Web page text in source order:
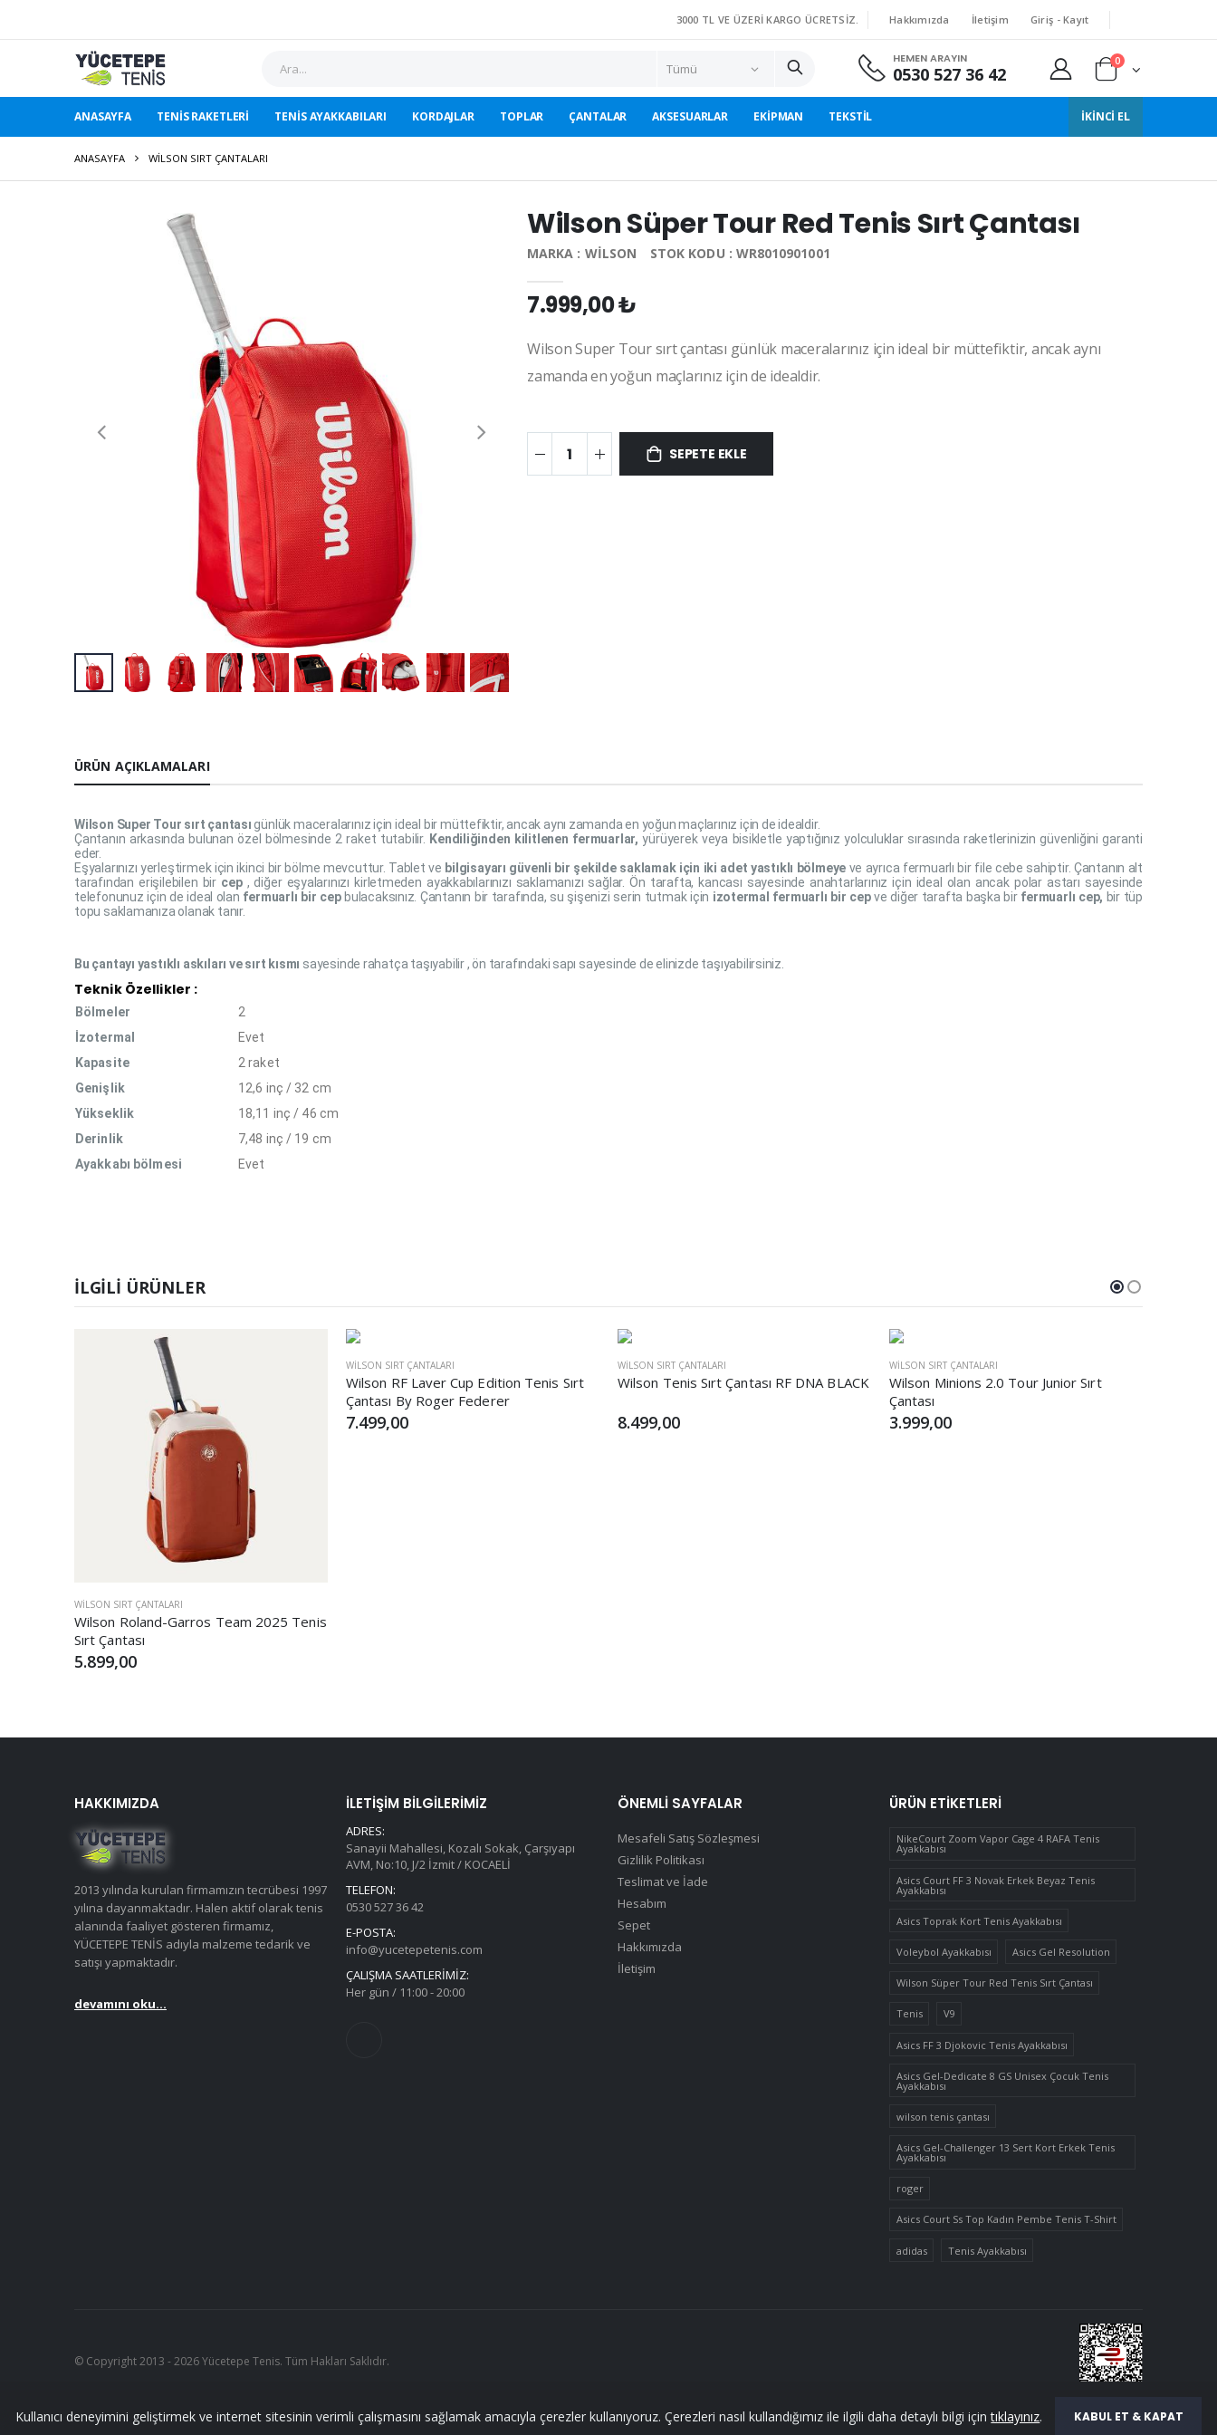
3000 TL VE ÜZERI KARGO ÜCRETSIZ. Hakkımızda İletişim Giriş - Kayıt
HEMEN ARAYIN
0530 527 36 42
0
ANASAYFA TENIS RAKETLERI TENIS AYAKKABILARI KORDAJLAR TOPLAR ÇANTALAR AKSESUARLAR EKIPMAN TEKSTIL İKINCI EL
ANASAYFA WILSON SIRT ÇANTALARI
Wilson Süper Tour Red Tenis Sırt Çantası
MARKA : WILSON STOK KODU : WR8010901001
7.999,00 ₺
Wilson Super Tour sırt çantası günlük maceralarınız için ideal bir müttefiktir, ancak aynı
zamanda en yoğun maçlarınız için de idealdir.
SEPETE EKLE
ÜRÜN AÇIKLAMALARI
Wilson Super Tour sırt çantası günlük maceralarınız için ideal bir müttefiktir, ancak aynı zamanda en yoğun maçlarınız için de idealdir.
Çantanın arkasında bulunan özel bölmesinde 2 raket tutabilir. Kendiliğinden kilitlenen fermuarlar, yürüyerek veya bisikletle yaptığınız yolculuklar sırasında raketlerinizin güvenliğini garanti
eder.
Eşyalarınızı yerleştirmek için ikinci bir bölme mevcuttur. Tablet ve bilgisayarı güvenli bir şekilde saklamak için iki adet yastıklı bölmeye ve ayrıca fermuarlı bir file cebe sahiptir. Çantanın alt
tarafından erişilebilen bir cep, diğer eşyalarınızı kirletmeden ayakkabılarınızı saklamanızı sağlar. Ön tarafta, kancası sayesinde anahtarlarınız için ideal olan ancak polar astarı sayesinde
telefonunuz için de ideal olan fermuarlı bir cepbulacaksınız. Çantanın bir tarafında, su şişenizi serin tutmak için izotermal fermuarlı bir cepve diğer tarafta başka bir fermuarlı cep, bir tüp
topu saklamanıza olanak tanır.
Bu çantayı yastıklı askıları ve sırt kısmı sayesinde rahatça taşıyabilir , ön tarafındaki sapı sayesinde de elinizde taşıyabilirsiniz.
Teknik Özellikler :
Bölmeler
2
İzotermal
Evet
Kapasite
2 raket
Genişlik
12,6 inç / 32 cm
Yükseklik
18,11 inç / 46 cm
Derinlik
7,48 inç / 19 cm
Ayakkabı bölmesi
Evet
İLGILI ÜRÜNLER
WILSON SIRT ÇANTALARI
Wilson Roland-Garros Team 2025 Tenis
Sırt Çantası
5.899,00
WILSON SIRT ÇANTALARI
Wilson RF Laver Cup Edition Tenis Sırt
Çantası By Roger Federer
7.499,00
WILSON SIRT ÇANTALARI
Wilson Tenis Sırt Çantası RF DNA BLACK
8.499,00
WILSON SIRT ÇANTALARI
Wilson Minions 2.0 Tour Junior Sırt
Çantası
3.999,00
HAKKIMIZDA
2013 yılında kurulan firmamızın tecrübesi 1997
yılına dayanmaktadır. Halen aktif olarak tenis
alanında faaliyet gösteren firmamız,
YÜCETEPE TENİS adıyla malzeme tedarik ve
satışı yapmaktadır.
devamını oku...
İLETIŞIM BILGILERIMIZ
ADRES:
Sanayii Mahallesi, Kozalı Sokak, Çarşıyapı
AVM, No:10, J/2 İzmit / KOCAELİ
TELEFON:
0530 527 36 42
E-POSTA:
info@yucetepetenis.com
ÇALIŞMA SAATLERIMIZ:
Her gün / 11:00 - 20:00
ÖNEMLI SAYFALAR
Mesafeli Satış Sözleşmesi
Gizlilik Politikası
Teslimat ve İade
Hesabım
Sepet
Hakkımızda
İletişim
ÜRÜN ETIKETLERI
NikeCourt Zoom Vapor Cage 4 RAFA Tenis
Ayakkabısı
Asics Court FF 3 Novak Erkek Beyaz Tenis
Ayakkabısı
Asics Toprak Kort Tenis Ayakkabısı
Voleybol Ayakkabısı Asics Gel Resolution
Wilson Süper Tour Red Tenis Sırt Çantası
Tenis V9
Asics FF 3 Djokovic Tenis Ayakkabısı
Asics Gel-Dedicate 8 GS Unisex Çocuk Tenis
Ayakkabısı
wilson tenis çantası
Asics Gel-Challenger 13 Sert Kort Erkek Tenis
Ayakkabısı
roger
Asics Court Ss Top Kadın Pembe Tenis T-Shirt
adidas Tenis Ayakkabısı
© Copyright 2013 - 2026 Yücetepe Tenis. Tüm Hakları Saklıdır.
Kullanıcı deneyimini geliştirmek ve internet sitesinin verimli çalışmasını sağlamak amacıyla çerezler kullanıyoruz. Çerezleri nasıl kullandığımız ile ilgili daha detaylı bilgi içintıklayınız. KABUL ET & KAPAT